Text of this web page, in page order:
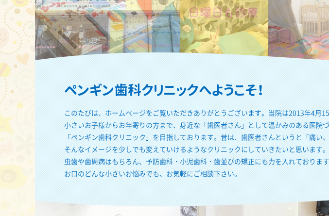
ペンギン歯科クリニックへようこそ！
このたびは、ホームページをご覧いただきありがとうございます。当院は2013年4月
小さいお子様からお年寄りの方まで、身近な「歯医者さん」として温かみのある医院
「ペンギン歯科クリニック」を目指しております。昔は、歯医者さんというと「痛い
そんなイメージを少しでも変えていけるようなクリニックにしていきたいと思います。
虫歯や歯周病はもちろん、予防歯科・小児歯科・歯並びの矯正にも力を入れております
お口のどんな小さいお悩みでも、お気軽にご相談下さい。